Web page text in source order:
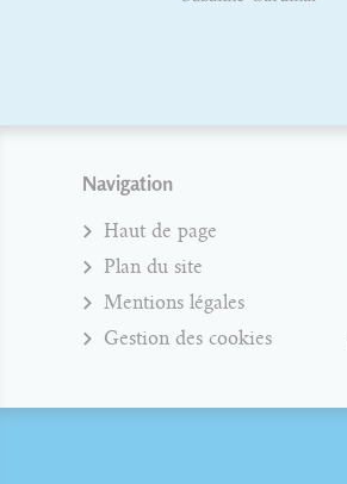
Navigation
Haut de page
Plan du site
Mentions légales
Gestion des cookies